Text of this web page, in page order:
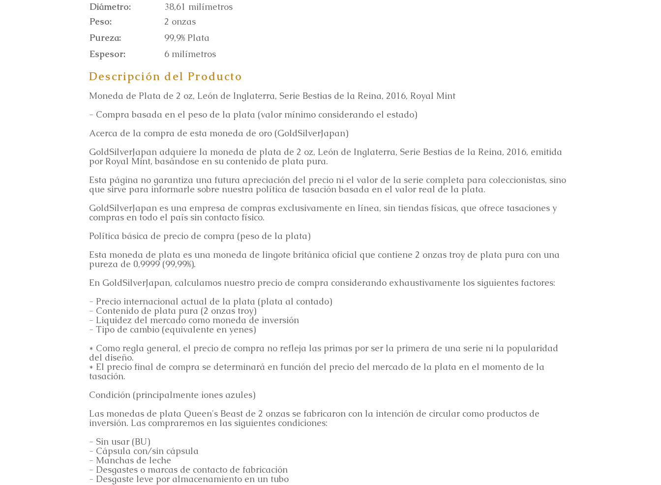
Diámetro:
38,61 milímetros
Peso:
2 onzas
Pureza:
99,9% Plata
Espesor:
6 milímetros
Descripción del Producto
Moneda de Plata de 2 oz, León de Inglaterra, Serie Bestias de la Reina, 2016, Royal Mint
- Compra basada en el peso de la plata (valor mínimo considerando el estado)
Acerca de la compra de esta moneda de oro (GoldSilverJapan)
GoldSilverJapan adquiere la moneda de plata de 2 oz, León de Inglaterra, Serie Bestias de la Reina, 2016, emitida
por Royal Mint, basándose en su contenido de plata pura.
Esta página no garantiza una futura apreciación del precio ni el valor de la serie completa para coleccionistas, sino
que sirve para informarle sobre nuestra política de tasación basada en el valor real de la plata.
GoldSilverJapan es una empresa de compras exclusivamente en línea, sin tiendas físicas, que ofrece tasaciones y
compras en todo el país sin contacto físico.
Política básica de precio de compra (peso de la plata)
Esta moneda de plata es una moneda de lingote británica oficial que contiene 2 onzas troy de plata pura con una
pureza de 0,9999 (99,99%).
En GoldSilverJapan, calculamos nuestro precio de compra considerando exhaustivamente los siguientes factores:
- Precio internacional actual de la plata (plata al contado)
- Contenido de plata pura (2 onzas troy)
- Liquidez del mercado como moneda de inversión
- Tipo de cambio (equivalente en yenes)
* Como regla general, el precio de compra no refleja las primas por ser la primera de una serie ni la popularidad
del diseño.
* El precio final de compra se determinará en función del precio del mercado de la plata en el momento de la
tasación.
Condición (principalmente iones azules)
Las monedas de plata Queen's Beast de 2 onzas se fabricaron con la intención de circular como productos de
inversión. Las compraremos en las siguientes condiciones:
- Sin usar (BU)
- Cápsula con/sin cápsula
- Manchas de leche
- Desgastes o marcas de contacto de fabricación
- Desgaste leve por almacenamiento en un tubo